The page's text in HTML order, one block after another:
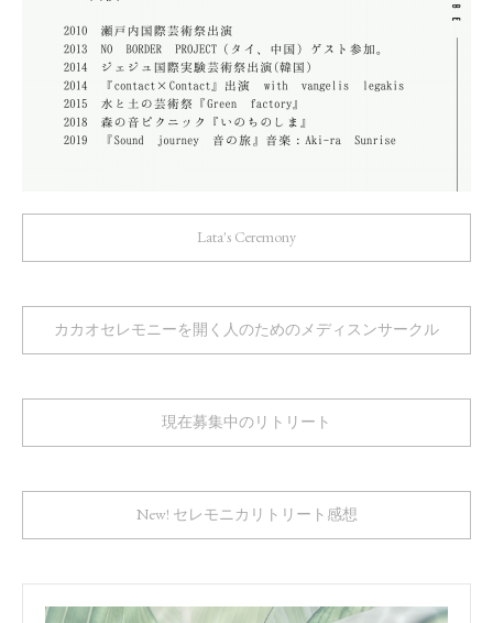
Lata's Ceremony
カカオセレモニーを開く人のためのメディスンサークル
現在募集中のリトリート
New! セレモニカリトリート感想